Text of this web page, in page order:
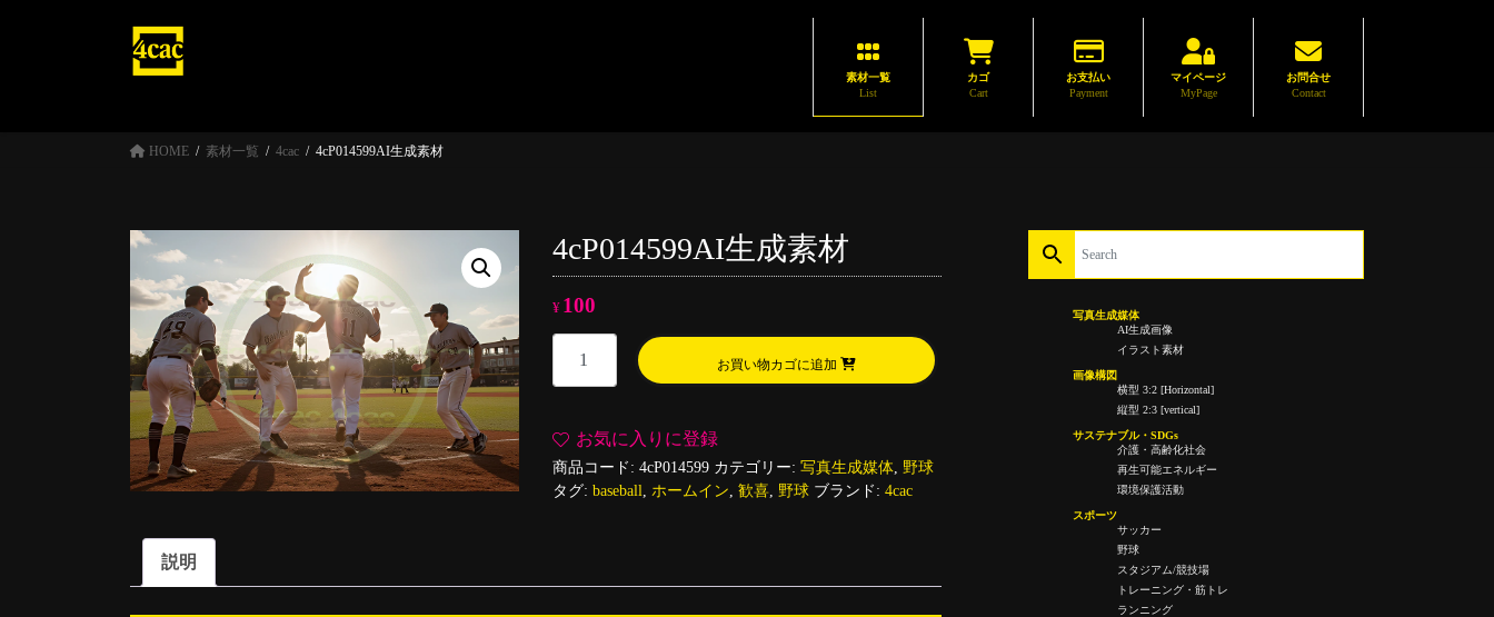
素材一覧
List
カゴ
Cart
お支払い
Payment
マイページ
MyPage
お問合せ
Contact
HOME 素材一覧 4cac 4cP014599AI生成素材
4cP014599AI生成素材
¥ 100
4cP014599AI
材
個
お買い物カゴに追加
お気に入りに登録
商品コード: 4cP014599 カテゴリー: 写真生成媒体, 野球
タグ: baseball ホームイン 歓喜, 野球 ブランド: 4cac
説明
写真生成媒体
AI生成画像
イラスト素材
画像構図
横型 3:2 [Horizontal]
縦型 2:3 [vertical]
サステナブル・SDGs
介護・高齢化社会
再生可能エネルギー
環境保護活動
スポーツ
サッカー
野球
スタジアム/競技場
トレーニング・筋トレ
ランニング